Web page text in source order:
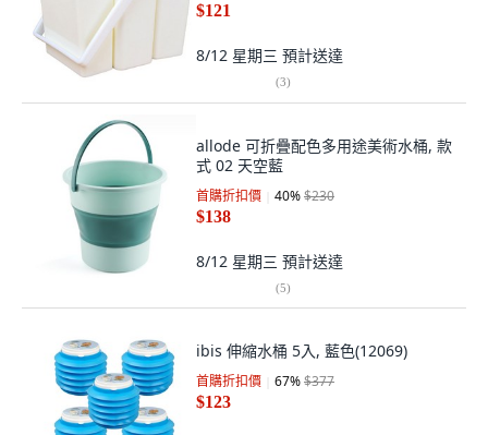
$121
8/12 星期三 預計送達
(3)
allode 可折疊配色多用途美術水桶, 款
式 02 天空藍
首購折扣價 40%$230
$138
8/12 星期三 預計送達
(5)
ibis 伸縮水桶 5入, 藍色(12069)
首購折扣價 67%$377
$123